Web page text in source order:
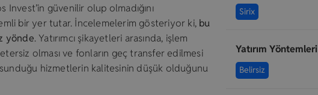
güvenilir olup olmadığını
bir yer tutar. İncelemelerim gösteriyor ki, bu
yönde. Yatırımcı şikayetleri arasında, işlem
olması ve fonların geç transfer edilmesi
hizmetlerin kalitesinin düşük olduğunu
Sirix
Yatırım Yöntemleri
Belirsiz